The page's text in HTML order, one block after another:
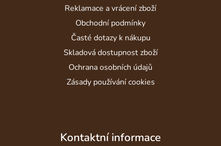
Reklamace a vrácení zboží
Obchodní podmínky
Časté dotazy k nákupu
Skladová dostupnost zboží
Ochrana osobních údajů
Zásady používání cookies
Kontaktní informace